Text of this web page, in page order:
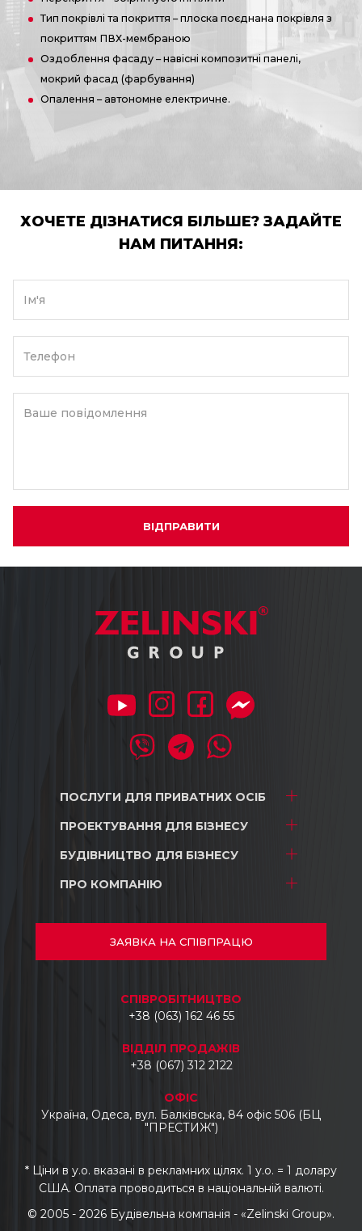
Тип покрівлі та покриття – плоска поєднана покрівля з
покриттям ПВХ-мембраною
Оздоблення фасаду – навісні композитні панелі,
мокрий фасад (фарбування)
Опалення – автономне електричне.
ХОЧЕТЕ ДІЗНАТИСЯ БІЛЬШЕ? ЗАДАЙТЕ
НАМ ПИТАННЯ:
Ім'я
Телефон
Ваше повідомлення
ВІДПРАВИТИ
ПОСЛУГИ ДЛЯ ПРИВАТНИХ ОСІБ
Проектування
Дизайн
ПРОЕКТУВАННЯ ДЛЯ БІЗНЕСУ
ТРЦ і магазини
Складські комплекси
Автосалони
БУДІВНИЦТВО ДЛЯ БІЗНЕСУ
ТРЦ і магазини
Укладання тротуарної плитки, бордюрів
та водостоків
Промисловий демонтаж
Промислові топпінгові підлоги
металоконструкцій
ПРО КОМПАНІЮ
Проекти
Документи
ЗАЯВКА НА СПІВПРАЦЮ
CПІВРОБІТНИЦТВО
+38 (063) 162 46 55
ВІДДІЛ ПРОДАЖІВ
+38 (067) 312 2122
ОФІС
Україна, Одеса, вул. Балківська, 84 офіс 506 (БЦ
"ПРЕСТИЖ")
* Ціни в у.о. вказані в рекламних цілях. 1 у.о. = 1 долару
США. Оплата проводиться в національній валюті.
© 2005 - 2026 Будівельна компанія - «Zelinski Group».